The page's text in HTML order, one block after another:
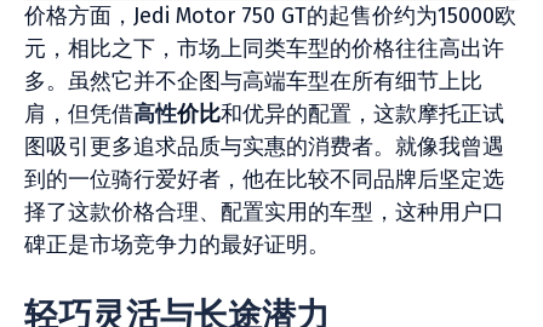
价格方面，Jedi Motor 750 GT的起售价约为15000欧
元，相比之下，市场上同类车型的价格往往高出许
多。虽然它并不企图与高端车型在所有细节上比
肩，但凭借高性价比和优异的配置，这款摩托正试
图吸引更多追求品质与实惠的消费者。就像我曾遇
到的一位骑行爱好者，他在比较不同品牌后坚定选
择了这款价格合理、配置实用的车型，这种用户口
碑正是市场竞争力的最好证明。
轻巧灵活与长途潜力